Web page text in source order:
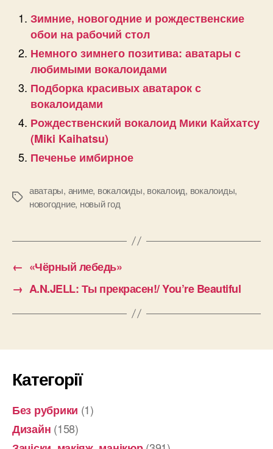
Зимние, новогодние и рождественские
обои на рабочий стол
Немного зимнего позитива: аватары с
любимыми вокалоидами
Подборка красивых аватарок с
вокалоидами
Рождественский вокалоид Мики Кайхатсу
(Miki Kaihatsu)
Печенье имбирное
Позначки
аватары, аниме, вокалоиды, вокалоид, вокалоиды,
новогодние, новый год
← «Чёрный лебедь»
→ A.N.JELL: Ты прекрасен!/ You’re Beautiful
Категорії
Без рубрики (1)
Дизайн (158)